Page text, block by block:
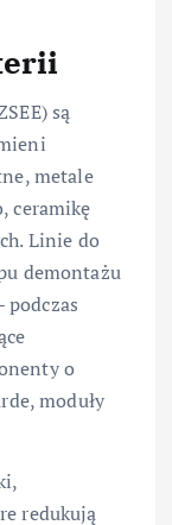
są
metale
ceramikę
Linie do
demontażu
podczas
o
moduły
redukują